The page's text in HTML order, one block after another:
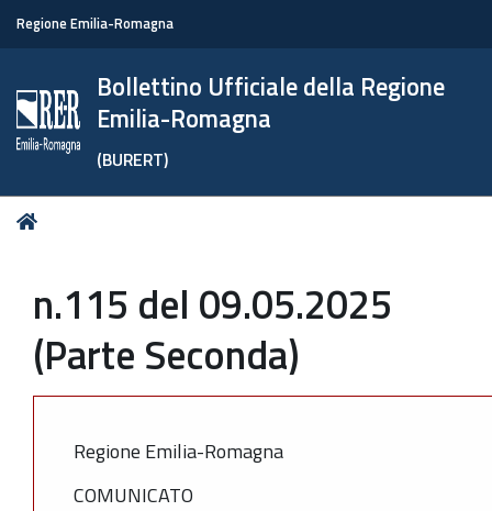
Regione Emilia-Romagna
Bollettino Ufficiale della Regione
Emilia-Romagna
(BURERT)
Tu
n.115 del 09.05.2025
(Parte Seconda)
Regione Emilia-Romagna
COMUNICATO